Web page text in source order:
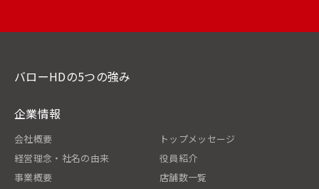
バローHDの5つの強み
企業情報
会社概要
トップメッセージ
経営理念・社名の由来
役員紹介
事業概要
店舗数一覧